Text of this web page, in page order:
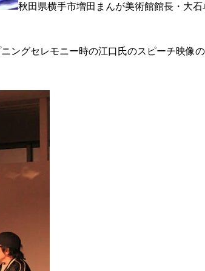
秋田県横手市増田まんが美術館館長・大石
ングセレモニー時の江口氏のスピーチ映像の